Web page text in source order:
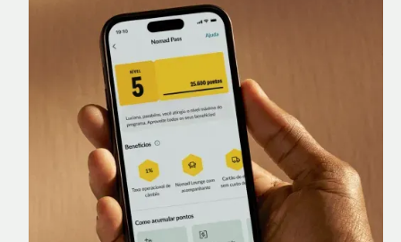
Nomad Lounge
Sala VIP no Aeroporto de Guarulhos